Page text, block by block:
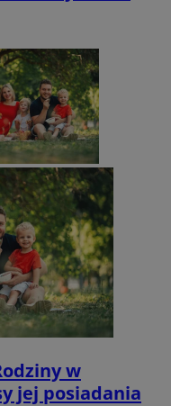
w
jej posiadania